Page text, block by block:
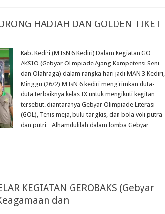
HADIAH DAN GOLDEN TIKET
Kab. Kediri (MTsN 6 Kediri) Dalam Kegiatan GO
AKSIO (Gebyar Olimpiade Ajang Kompetensi Seni
dan Olahraga) dalam rangka hari jadi MAN 3 Kediri,
Minggu (26/2) MTsN 6 kediri mengirimkan duta-
duta terbaiknya kelas IX untuk mengikuti kegitan
tersebut, diantaranya Gebyar Olimpiade Literasi
(GOL), Tenis meja, bulu tangkis, dan bola voli putra
dan putri. Alhamdulilah dalam lomba Gebyar
KEGIATAN GEROBAKS (Gebyar
dan